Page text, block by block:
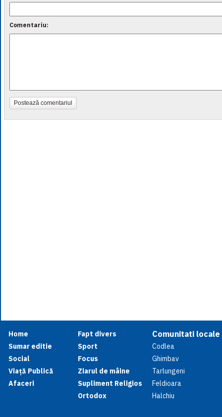
Comentariu:
Postează comentariul
Home
Sumar editie
Social
Viață Publică
Afaceri
Fapt divers
Sport
Focus
Ziarul de mâine
Supliment Religios
Ortodox
Comunitati locale
Codlea
Ghimbav
Tarlungeni
Feldioara
Halchiu